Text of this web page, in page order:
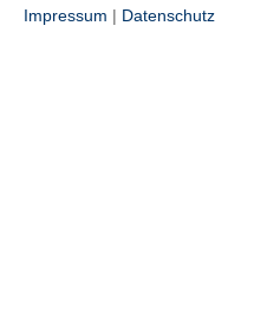
Impressum | Datenschutz